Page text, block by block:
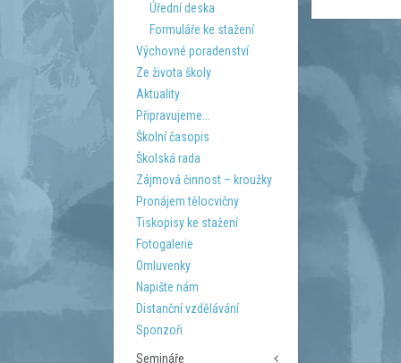
Úřední deska
Formuláře ke stažení
Výchovné poradenství
Ze života školy
Aktuality
Připravujeme...
Školní časopis
Školská rada
Zájmová činnost – kroužky
Pronájem tělocvičny
Tiskopisy ke stažení
Fotogalerie
Omluvenky
Napište nám
Distanční vzdělávání
Sponzoři
Semináře